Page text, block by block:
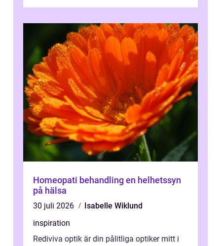
Homeopati behandling en helhetssyn
på hälsa
30 juli 2026
Isabelle Wiklund
inspiration
Rediviva optik är din pålitliga optiker mitt i